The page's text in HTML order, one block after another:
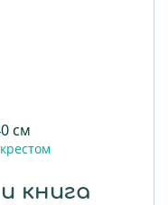
см
книга